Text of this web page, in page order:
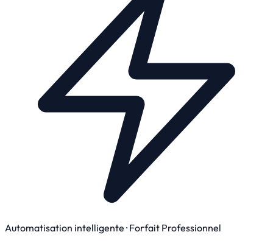
Automatisation intelligente · Forfait Professionnel